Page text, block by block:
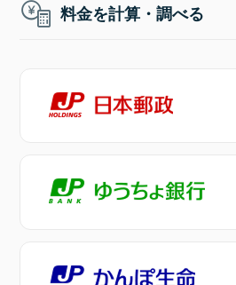
料金を計算・調べる